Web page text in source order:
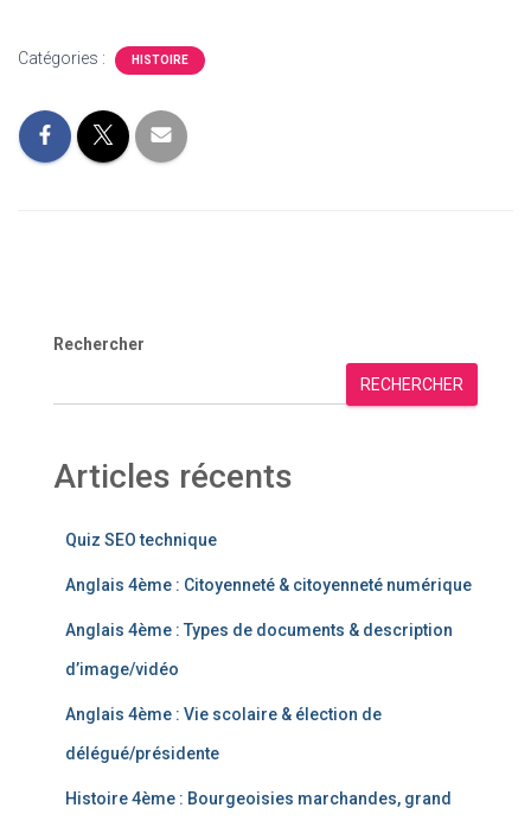
Catégories : HISTOIRE
Rechercher
RECHERCHER
Articles récents
Quiz SEO technique
Anglais 4ème : Citoyenneté & citoyenneté numérique
Anglais 4ème : Types de documents & description
d’image/vidéo
Anglais 4ème : Vie scolaire & élection de
délégué/présidente
Histoire 4ème : Bourgeoisies marchandes, grand